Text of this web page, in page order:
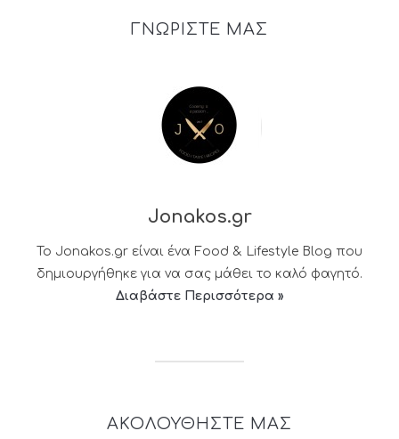
ΓΝΩΡΙΣΤΕ ΜΑΣ
Jonakos.gr
Το Jonakos.gr είναι ένα Food & Lifestyle Blog που
δημιουργήθηκε για να σας μάθει το καλό φαγητό.
Διαβάστε Περισσότερα »
ΑΚΟΛΟΥΘΗΣΤΕ ΜΑΣ